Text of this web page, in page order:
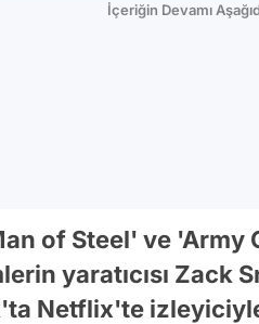
İçeriğin Devamı
of Steel' ve 'Army
yaratıcısı Zack
Netflix'te